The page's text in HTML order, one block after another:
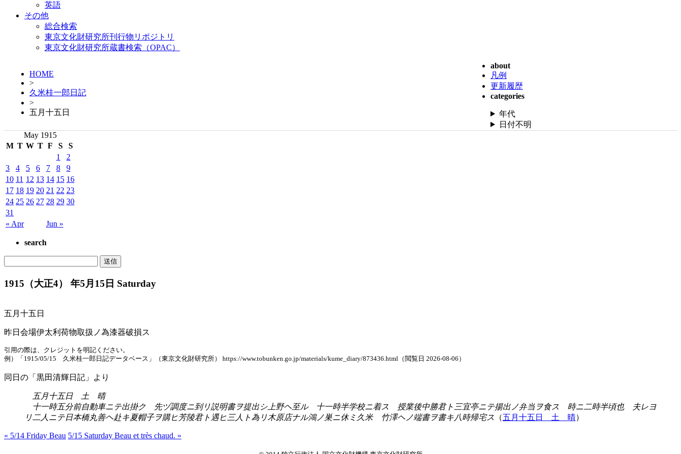
英語
その他
総合検索
東京文化財研究所刊行物リポジトリ
東京文化財研究所蔵書検索（OPAC）
HOME
>
久米桂一郎日記
>
五月十五日
about
凡例
更新履歴
categories
年代
日付不明
May 1915
M T W T F S S
« Apr Jun »
1
2
3
4 5 6 7 8
9
10 11 12 13 14 15 16
17 18 19 20 21 22 23
24 25 26 27 28 29 30
31
search
1915（大正4） 年5月15日 Saturday
五月十五日
昨日会場伊太利荷物取扱ノ為漆器破損ス
引用の際は、クレジットを明記ください。
例）「1915/05/15 久米桂一郎日記データベース」（東京文化財研究所） https://www.tobunken.go.jp/materials/kume_diary/873436.html（閲覧日 2026-08-06）
同日の「黒田清輝日記」より
五月十五日 土 晴
十一時五分前自動車ニテ出掛ク 先ヅ調度ニ到リ説明書ヲ提出シ上野ヘ至ル 十一時半学校ニ着ス 授業後中勝君ト三宜亭ニテ揚出ノ弁当ヲ食ス 時ニ二時半頃也 夫レヨ
リ二人ニテ日本橋丸善ヘ赴キ夏帽子ヲ購ヒ芳陵君ト遇ヒ三人ト為リ木原店ナル鴻ノ巣ニ休ミ久米 竹澤ヘノ端書ヲ書キ八時帰宅ス （五月十五日 土 晴）
« 5/14 Friday Beau 5/15 Saturday Beau et très chaud. »